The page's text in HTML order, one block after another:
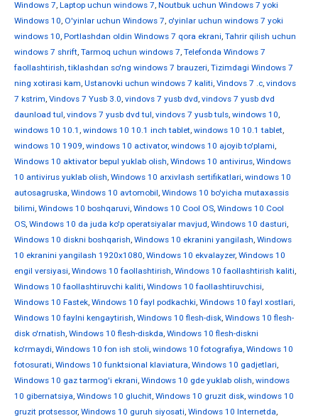
Windows 7, Laptop uchun windows 7, Noutbuk uchun Windows 7 yoki
Windows 10, O'yinlar uchun Windows 7, o'yinlar uchun windows 7 yoki
windows 10, Portlashdan oldin Windows 7 qora ekrani, Tahrir qilish uchun
windows 7 shrift, Tarmoq uchun windows 7, Telefonda Windows 7
faollashtirish,tiklashdan so'ng windows 7 brauzeri, Tizimdagi Windows 7
ning xotirasi kam, Ustanovki uchun windows 7 kaliti, Vindovs 7 .c, vindovs
7 kstrim, Vindovs 7 Yusb 3.0, vindovs 7 yusb dvd, vindovs 7 yusb dvd
daunload tul, vindovs 7 yusb dvd tul, vindovs 7 yusb tuls, windows 10,
windows 10 10.1 , windows 10 10.1 inch tablet, windows 10 10.1 tablet,
windows 10 1909, windows 10 activator, windows 10 ajoyib to'plami,
Windows 10 aktivator bepul yuklab olish, Windows 10 antivirus, Windows
10 antivirus yuklab olish, Windows 10 arxivlash sertifikatlari, windows 10
autosagruska, Windows 10 avtomobil, Windows 10 bo'yicha mutaxassis
bilimi, Windows 10 boshqaruvi, Windows 10 Cool OS, Windows 10 Cool
OS, Windows 10 da juda ko'p operatsiyalar mavjud, Windows 10 dasturi,
Windows 10 diskni boshqarish, Windows 10 ekranini yangilash, Windows
10 ekranini yangilash 1920x1080, Windows 10 ekvalayzer, Windows 10
engil versiyasi, Windows 10 faollashtirish, Windows 10 faollashtirish kaliti,
Windows 10 faollashtiruvchi kaliti, Windows 10 faollashtiruvchisi,
Windows 10 Fastek, Windows 10 fayl podkachki, Windows 10 fayl xostlari,
Windows 10 faylni kengaytirish, Windows 10 flesh-disk, Windows 10 flesh-
disk o'rnatish, Windows 10 flesh-diskda, Windows 10 flesh-diskni
ko'rmaydi, Windows 10 fon ish stoli, windows 10 fotografiya, Windows 10
fotosurati, Windows 10 funktsional klaviatura, Windows 10 gadjetlari,
Windows 10 gaz tarmog'i ekrani, Windows 10 gde yuklab olish, windows
10 gibernatsiya, Windows 10 gluchit, Windows 10 gruzit disk, windows 10
gruzit protsessor, Windows 10 guruh siyosati, Windows 10 Internetda,